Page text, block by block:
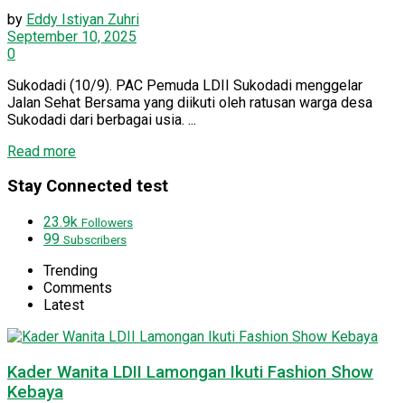
by Eddy Istiyan Zuhri
September 10, 2025
0
Sukodadi (10/9). PAC Pemuda LDII Sukodadi menggelar
Jalan Sehat Bersama yang diikuti oleh ratusan warga desa
Sukodadi dari berbagai usia. ...
Read moreDetails
Stay Connected test
23.9k Followers
99 Subscribers
Trending
Comments
Latest
Kader Wanita LDII Lamongan Ikuti Fashion Show
Kebaya